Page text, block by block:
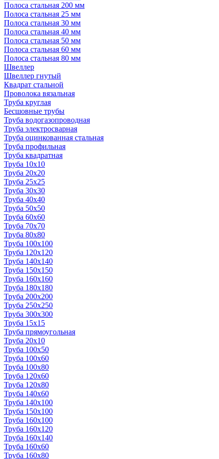
Полоса стальная 200 мм
Полоса стальная 25 мм
Полоса стальная 30 мм
Полоса стальная 40 мм
Полоса стальная 50 мм
Полоса стальная 60 мм
Полоса стальная 80 мм
Швеллер
Швеллер гнутый
Квадрат стальной
Проволока вязальная
Труба круглая
Бесшовные трубы
Труба водогазопроводная
Труба электросварная
Труба оцинкованная стальная
Труба профильная
Труба квадратная
Труба 10x10
Труба 20x20
Труба 25x25
Труба 30x30
Труба 40x40
Труба 50x50
Труба 60x60
Труба 70x70
Труба 80x80
Труба 100x100
Труба 120x120
Труба 140x140
Труба 150x150
Труба 160x160
Труба 180x180
Труба 200x200
Труба 250x250
Труба 300x300
Труба 15x15
Труба прямоугольная
Труба 20x10
Труба 100x50
Труба 100x60
Труба 100x80
Труба 120x60
Труба 120x80
Труба 140x60
Труба 140x100
Труба 150x100
Труба 160x100
Труба 160x120
Труба 160x140
Труба 160x60
Труба 160x80